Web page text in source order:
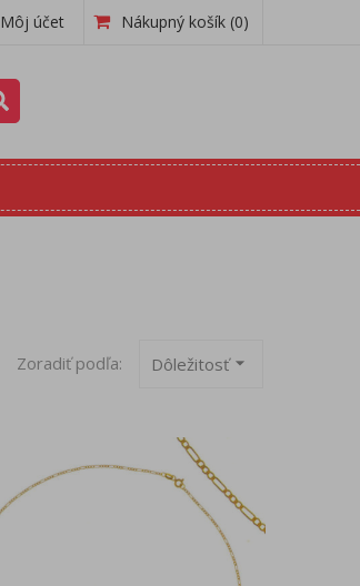
Môj účet Nákupný košík (0)
Zoradiť podľa: Dôležitosťarrow_drop_down